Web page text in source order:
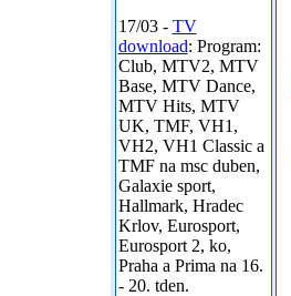
17/03 - TV
download: Program:
Club, MTV2, MTV
Base, MTV Dance,
MTV Hits, MTV
UK, TMF, VH1,
VH2, VH1 Classic a
TMF na msc duben,
Galaxie sport,
Hallmark, Hradec
Krlov, Eurosport,
Eurosport 2, ko,
Praha a Prima na 16.
- 20. tden.